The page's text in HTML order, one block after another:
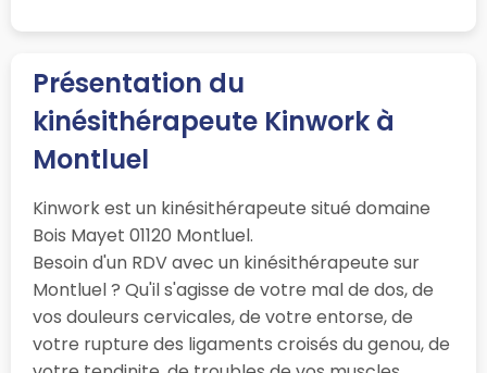
Présentation du
kinésithérapeute Kinwork à
Montluel
Kinwork est un kinésithérapeute situé domaine
Bois Mayet 01120 Montluel.
Besoin d'un RDV avec un kinésithérapeute sur
Montluel ? Qu'il s'agisse de votre mal de dos, de
vos douleurs cervicales, de votre entorse, de
votre rupture des ligaments croisés du genou, de